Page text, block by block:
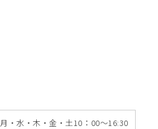
月・水・木・金・土10：00～16:30